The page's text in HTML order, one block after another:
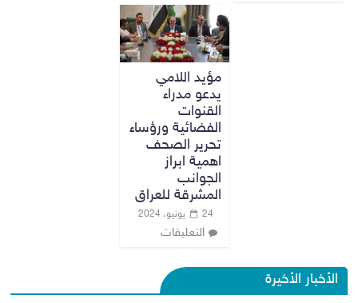
مؤيد اللامي
يدعو مدراء
القنوات
الفضائية ورؤساء
تحرير الصحف
اهمية ابراز
الجوانب
المشرقة للعراق
24 يونيو، 2024
التعليقات
الأخبار الأخيرة